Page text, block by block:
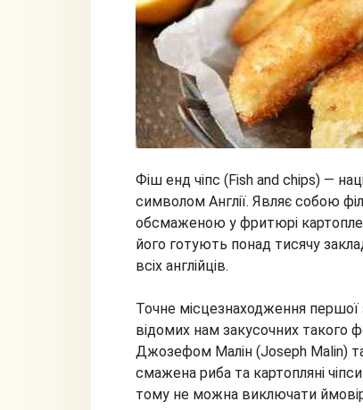
Фіш енд чіпс (Fish and chips) —
символом Англії. Являє собою
обсмаженою у фритюрі
його готують понад тисячу
всіх англійців.
Точне місцезнаходження першої
відомих нам закусочних такого
Джозефом Малін (Joseph Malin)
смажена риба та картопляні
тому не можна виключати